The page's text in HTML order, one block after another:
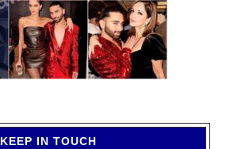
KEEP IN TOUCH